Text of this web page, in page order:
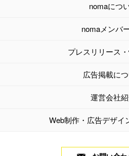
nomaにつ
nomaメンバ
プレスリリース
広告掲載に
運営会社
Web制作・広告デザイ